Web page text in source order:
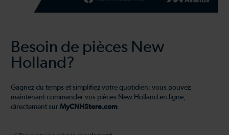
Besoin de pièces New
Holland?
Gagnez du temps et simplifiez votre quotidien: vous pouvez
maintenant commander vos pièces New Holland en ligne,
directement sur MyCNHStore.com